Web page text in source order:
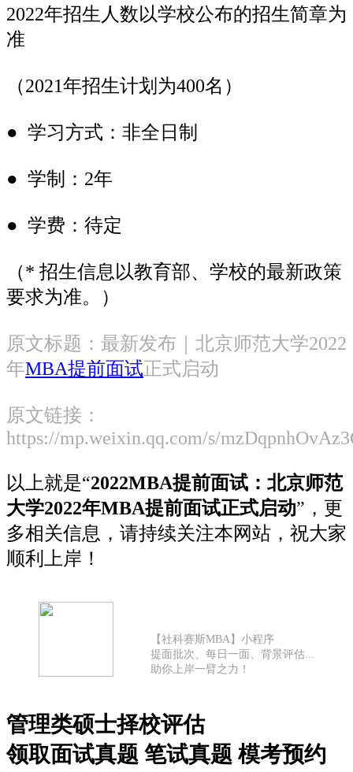
2022年招生人数以学校公布的招生简章为
准
（2021年招生计划为400名）
● 学习方式：非全日制
● 学制：2年
● 学费：待定
（* 招生信息以教育部、学校的最新政策
要求为准。）
原文标题：最新发布｜北京师范大学2022
年MBA提前面试正式启动
原文链接：
https://mp.weixin.qq.com/s/
以上就是“2022MBA提前面试：北京师范
大学2022年MBA提前面试正式启动”，更
多相关信息，请持续关注本网站，祝大家
顺利上岸！
【社科赛斯MBA】小程序
提面批次、每日一面、背景评估...
助你上岸一臂之力！
管理类硕士择校评估
领取面试真题 笔试真题 模考预约